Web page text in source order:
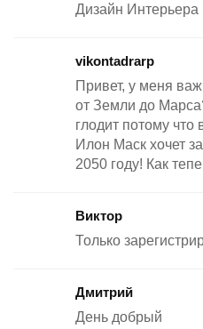
Дизайн Интерьера
vikontadrarp
Привет, у меня
от Земли до
глодит потому что
Илон Маск хочет
2050 году! Как
Виктор
Только
Дмитрий
День добрый